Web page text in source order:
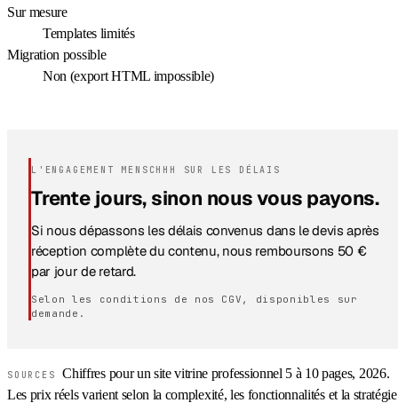
Sur mesure
Templates limités
Migration possible
Non (export HTML impossible)
L'ENGAGEMENT MENSCHHH SUR LES DÉLAIS
Trente jours, sinon nous vous payons.
Si nous dépassons les délais convenus dans le devis après
réception complète du contenu, nous remboursons 50 €
par jour de retard.
Selon les conditions de nos CGV, disponibles sur
demande.
SOURCESChiffres pour un site vitrine professionnel 5 à 10 pages, 2026.
Les prix réels varient selon la complexité, les fonctionnalités et la stratégie